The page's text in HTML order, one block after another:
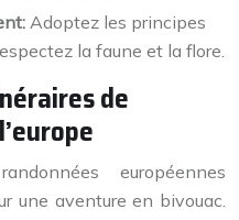
Adoptez les principes
la faune et la flore.
de
européennes
une aventure en bivouac.